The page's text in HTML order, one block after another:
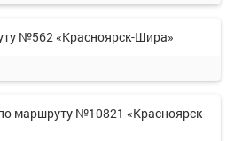
№562 «Красноярск-Шира»
маршруту №10821 «Красноярск-